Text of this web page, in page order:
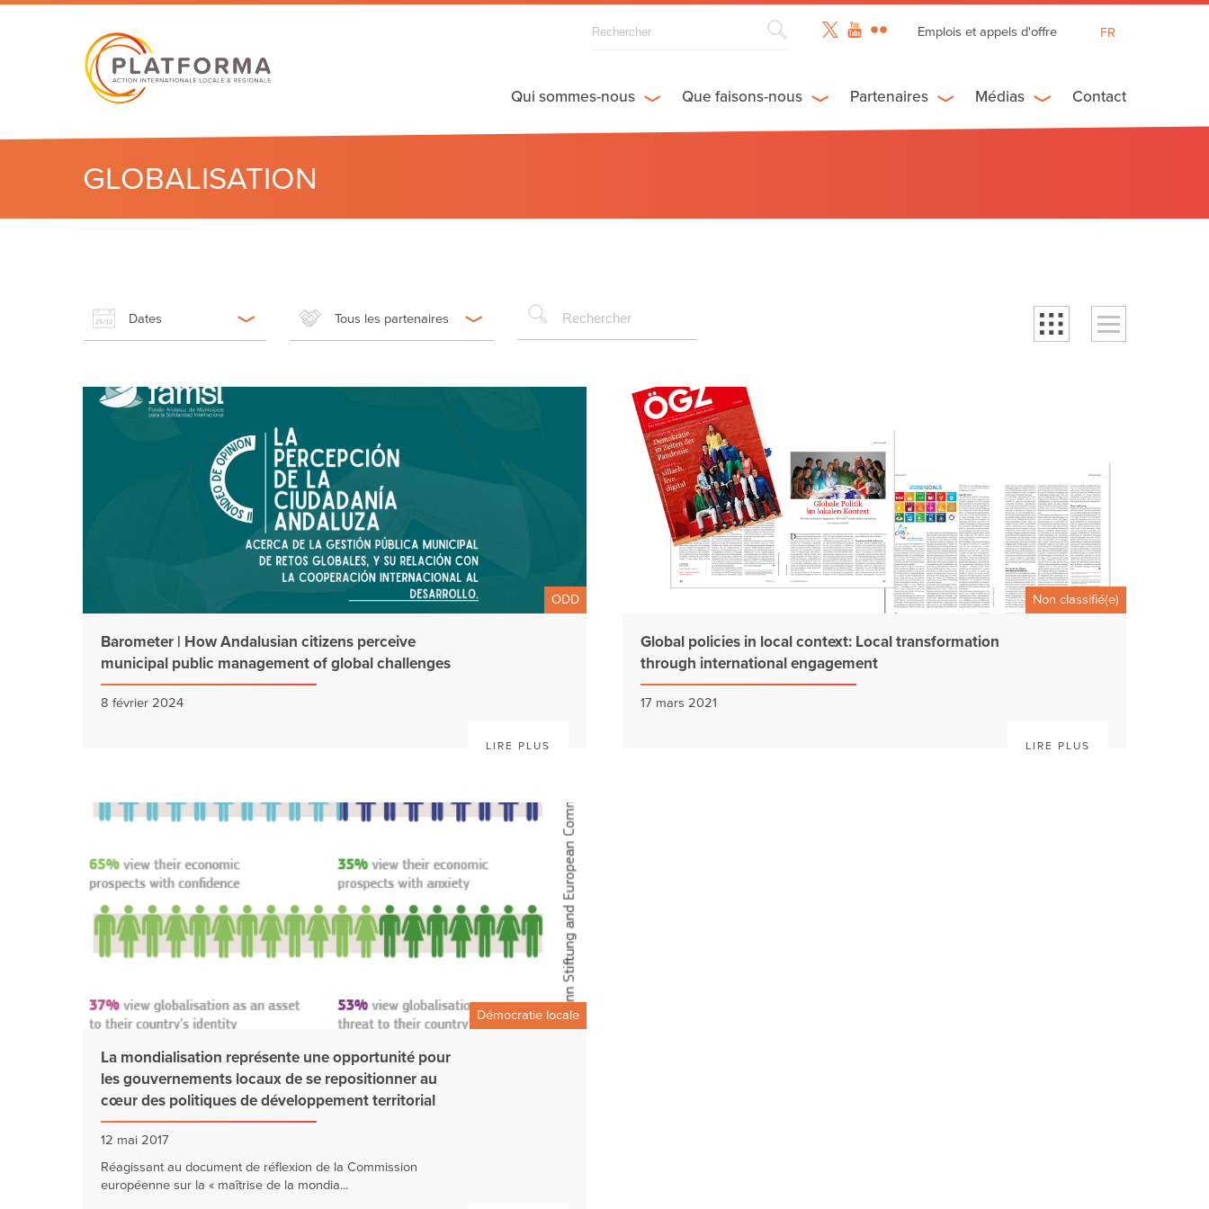
GLOBALISATION
Emplois et appels d'offre
FR
ES
Qui sommes-nous Que faisons-nous Partenaires Médias Contact
Dates Tous les partenaires
ODD
Barometer | How Andalusian citizens perceive
municipal public management of global challenges
8 février 2024
LIRE PLUS
Non classifié(e)
Global policies in local context: Local transformation
through international engagement
17 mars 2021
LIRE PLUS
Démocratie locale
La mondialisation représente une opportunité pour
les gouvernements locaux de se repositionner au
cœur des politiques de développement territorial
12 mai 2017
Réagissant au document de réflexion de la Commission
européenne sur la « maîtrise de la mondia...